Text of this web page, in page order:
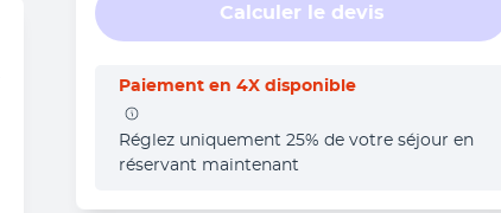
Calculer le devis
Paiement en 4X disponible
Réglez uniquement 25% de votre séjour en
réservant maintenant